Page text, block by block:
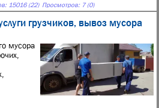
15016 (22) Просмотров: 7 (0)
грузчиков, вывоз мусора
мусора